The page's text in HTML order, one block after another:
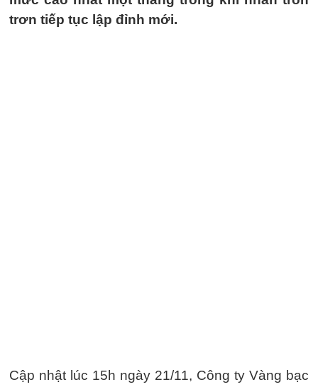
trơn tiếp tục lập đỉnh mới.
Cập nhật lúc 15h ngày 21/11, Công ty Vàng bạc